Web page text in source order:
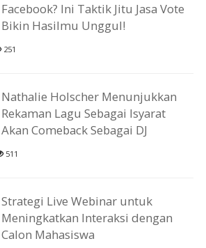
Facebook? Ini Taktik Jitu Jasa Vote
Bikin Hasilmu Unggul!
251
Nathalie Holscher Menunjukkan
Rekaman Lagu Sebagai Isyarat
Akan Comeback Sebagai DJ
511
Strategi Live Webinar untuk
Meningkatkan Interaksi dengan
Calon Mahasiswa